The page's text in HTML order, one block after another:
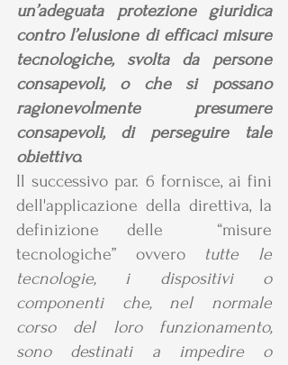
un’adeguata protezione giuridica
contro l’elusione di efficaci misure
tecnologiche, svolta da persone
consapevoli, o che si possano
ragionevolmente presumere
consapevoli, di perseguire tale
obiettivo.
Il successivo par. 6 fornisce, ai fini
dell'applicazione della direttiva, la
definizione delle  “misure
tecnologiche” ovvero tutte le
tecnologie, i dispositivi o
componenti che, nel normale
corso del loro funzionamento,
sono destinati a impedire o